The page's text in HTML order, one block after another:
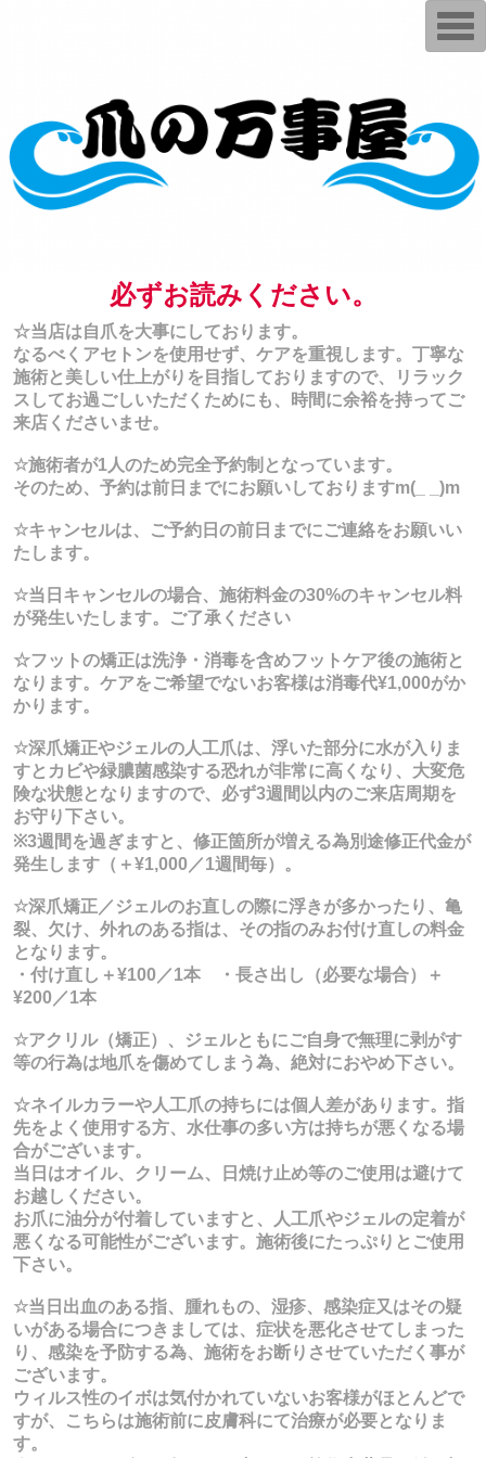
必ずお読みください。
☆当店は自爪を大事にしております。
なるべくアセトンを使用せず、ケアを重視します。丁寧な
施術と美しい仕上がりを目指しておりますので、リラック
スしてお過ごしいただくためにも、時間に余裕を持ってご
来店くださいませ。
☆施術者が1人のため完全予約制となっています。
そのため、予約は前日までにお願いしておりますm(_ _)m
☆キャンセルは、ご予約日の前日までにご連絡をお願いい
たします。
☆当日キャンセルの場合、施術料金の30%のキャンセル料
が発生いたします。ご了承ください
☆フットの矯正は洗浄・消毒を含めフットケア後の施術と
なります。ケアをご希望でないお客様は消毒代¥1,000がか
かります。
☆深爪矯正やジェルの人工爪は、浮いた部分に水が入りま
すとカビや緑膿菌感染する恐れが非常に高くなり、大変危
険な状態となりますので、必ず3週間以内のご来店周期を
お守り下さい。
※3週間を過ぎますと、修正箇所が増える為別途修正代金が
発生します（＋¥1,000／1週間毎）。
☆深爪矯正／ジェルのお直しの際に浮きが多かったり、亀
裂、欠け、外れのある指は、その指のみお付け直しの料金
となります。
・付け直し＋¥100／1本 ・長さ出し（必要な場合）＋
¥200／1本
☆アクリル（矯正）、ジェルともにご自身で無理に剥がす
等の行為は地爪を傷めてしまう為、絶対におやめ下さい。
☆ネイルカラーや人工爪の持ちには個人差があります。指
先をよく使用する方、水仕事の多い方は持ちが悪くなる場
合がございます。
当日はオイル、クリーム、日焼け止め等のご使用は避けて
お越しください。
お爪に油分が付着していますと、人工爪やジェルの定着が
悪くなる可能性がございます。施術後にたっぷりとご使用
下さい。
☆当日出血のある指、腫れもの、湿疹、感染症又はその疑
いがある場合につきましては、症状を悪化させてしまった
り、感染を予防する為、施術をお断りさせていただく事が
ございます。
ウィルス性のイボは気付かれていないお客様がほとんどで
すが、こちらは施術前に皮膚科にて治療が必要となりま
す。
T
o
g
a
v
a